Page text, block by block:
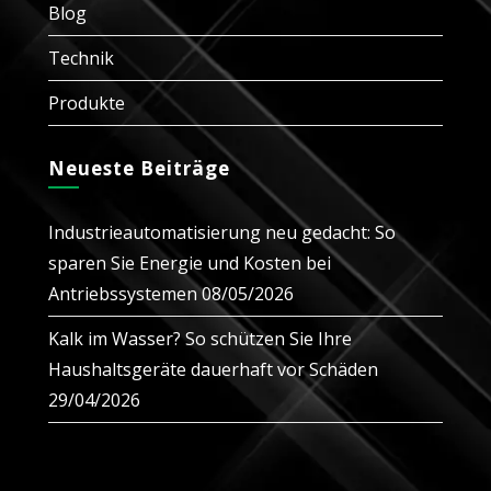
Blog
Technik
Produkte
Neueste Beiträge
Industrieautomatisierung neu gedacht: So
sparen Sie Energie und Kosten bei
Antriebssystemen 08/05/2026
Kalk im Wasser? So schützen Sie Ihre
Haushaltsgeräte dauerhaft vor Schäden
29/04/2026